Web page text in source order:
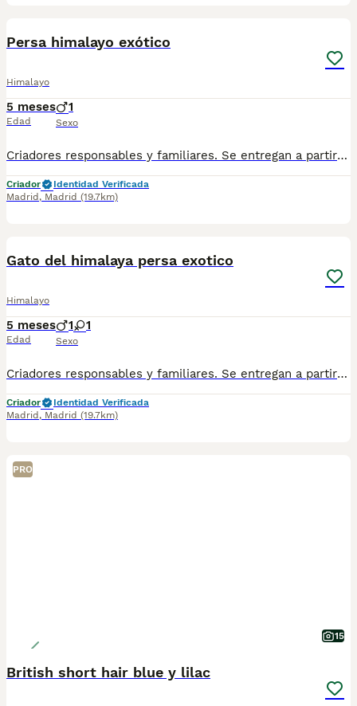
Persa himalayo exótico
Himalayo
5 meses
Edad
1
Sexo
Criadores responsables y familiares. Se entregan a partir de 2 meses de edad y sus vacunas correspondientes, desparasitados. Todos los cachorros son descendientes de las mejores líneas nacionales. Se entregan en toda España con transporte de alta calidad preparado para animales, van en vehículo climatizado con chófer particular a cargo del comprador. Si tienes dudas o consultas sobre la raza, podemos resolver tus dudas por whats app ;) Abogamos por una cría nacional (no en países del este) en un ambiente familiar con personas con vocación en una cría ética y responsable, y que por encima de todo, aman a los animales Teléfono / Whats app: 641 92 23 90
Criador
Identidad Verificada
Madrid , Madrid (19.7km)
Gato del himalaya persa exotico
Himalayo
5 meses
Edad
1 1
Sexo
Criadores responsables y familiares. Se entregan a partir de 2 meses de edad y sus vacunas correspondientes, desparasitados. Todos los cachorros son descendientes de las mejores líneas nacionales. Se entregan en toda España con transporte de alta calidad preparado para animales, van en vehículo climatizado con chófer particular a cargo del comprador. Si tienes dudas o consultas sobre la raza, podemos resolver tus dudas por whats app ;) Abogamos por una cría nacional (no en países del este) en un ambiente familiar con personas con vocación en una cría ética y responsable, y que por encima de todo, aman a los animales Teléfono / Whats app: 641 92 23 90
Criador
Identidad Verificada
Madrid , Madrid (19.7km)
PRO
15
British short hair blue y lilac